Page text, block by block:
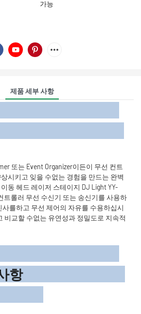
가능
제품 세부 사항
소개
또는 Event Organizer이든이 무선 컨트
시키고 잊을 수없는 경험을 만드는 완벽
동 헤드 레이저 스테이지 DJ Light YY-
트롤러 무선 수신기 또는 송신기를 사용하
사를하고 무선 제어의 자유를 수용하십시
비교할 수없는 유연성과 정밀도로 지속적
항